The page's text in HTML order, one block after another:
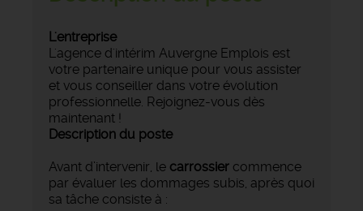
L'entreprise
L'agence d'intérim Auvergne Emplois est
votre partenaire unique pour vous assister
et vous conseiller dans votre évolution
professionnelle. Rejoignez-vous dès
maintenant !
Description du poste
Avant d’intervenir, le carrossier commence
par évaluer les dommages subis, après quoi
sa tâche consiste à :